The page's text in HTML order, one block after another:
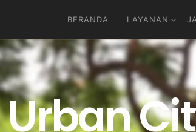
BERANDA LAYANAN